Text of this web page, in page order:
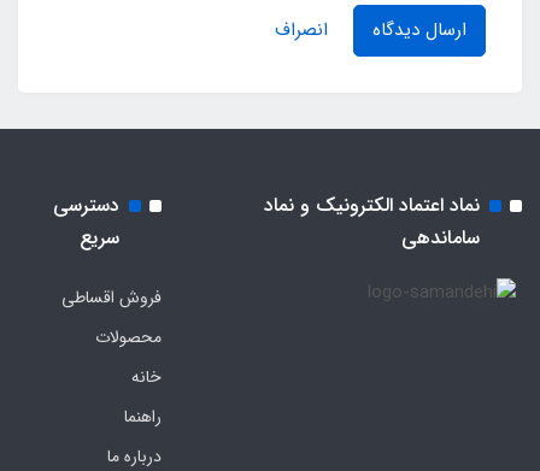
ارسال دیدگاه انصراف
نماد اعتماد الکترونیک و نماد
ساماندهی
دسترسی
سریع
فروش اقساطی
محصولات
خانه
راهنما
درباره ما